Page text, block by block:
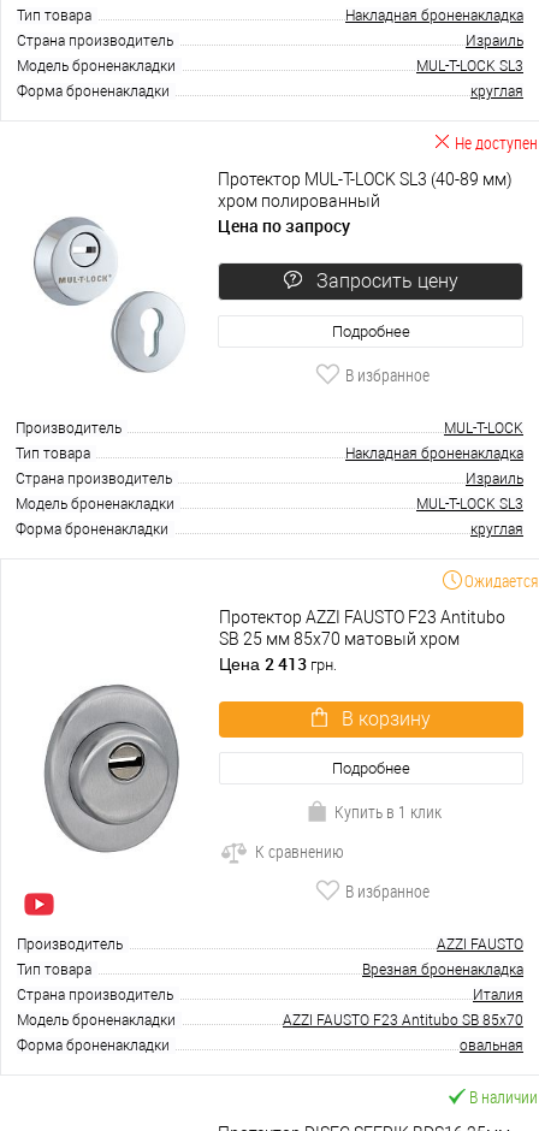
Тип товара
Накладная броненакладка
Страна производитель
Израиль
Модель броненакладки
MUL-T-LOCK SL3
Форма броненакладки
круглая
Не доступен
Протектор MUL-T-LOCK SL3 (40-89 мм)
хром полированный
Цена по запросу
Запросить цену
Подробнее
В избранное
Производитель
MUL-T-LOCK
Тип товара
Накладная броненакладка
Страна производитель
Израиль
Модель броненакладки
MUL-T-LOCK SL3
Форма броненакладки
круглая
Ожидается
Протектор AZZI FAUSTO F23 Antitubo
SB 25 мм 85х70 матовый хром
Цена 2 413 грн.
В корзину
Подробнее
Купить в 1 клик
К сравнению
В избранное
Производитель
AZZI FAUSTO
Тип товара
Врезная броненакладка
Страна производитель
Италия
Модель броненакладки
AZZI FAUSTO F23 Antitubo SB 85x70
Форма броненакладки
овальная
В наличии